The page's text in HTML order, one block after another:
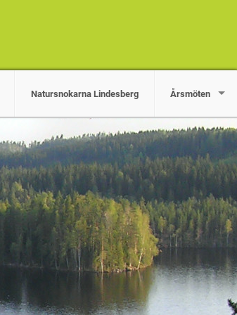
Natursnokarna Lindesberg Årsmöten